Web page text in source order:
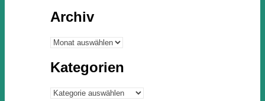
Archiv
Archiv
Kategorien
Kategorien